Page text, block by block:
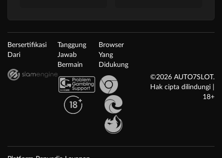
Bersertifikasi
Dari
Tanggung
Jawab
Bermain
Browser
Yang
Didukung
©2026 AUTO7SLOT.
Hak cipta dilindungi |
18+